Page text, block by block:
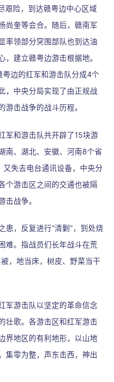
艰险，到达赣粤边中心区域
尚奎等会合。随后，赣南军
率领部分突围部队也到达油
建立赣粤边游击根据地。
边的红军和游击队分成4个
，中央分局实现了由正规战
击战争的战斗历程。
和游击队共开辟了15块游
南、湖北、安徽、河南8个省
失去电台通讯设备，中央分
个游击区之间的交通也被隔
击战争。
，反复进行“清剿 ”，到处烧
难。指战员们长年战斗在荒
，地当床，树皮、野菜当干
游击队以坚定的革命信念
壮歌。各游击区和红军游击
界地区的有利地形，以山地
集零为整，声东击西，神出